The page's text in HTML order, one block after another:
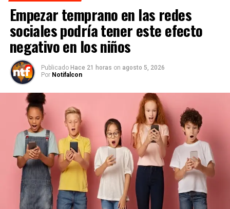
Empezar temprano en las redes
sociales podría tener este efecto
negativo en los niños
Publicado Hace 21 horas on agosto 5, 2026
Por Notifalcon